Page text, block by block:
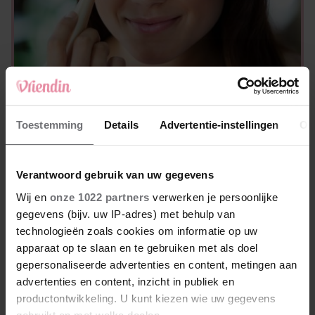
Toestemming Details Advertentie-instellingen
Verantwoord gebruik van uw gegevens
Wij en onze 1022 partners verwerken je persoonlijke
gegevens (bijv. uw IP-adres) met behulp van
technologieën zoals cookies om informatie op uw
apparaat op te slaan en te gebruiken met als doel
gepersonaliseerde advertenties en content, metingen aan
advertenties en content, inzicht in publiek en
productontwikkeling. U kunt kiezen wie uw gegevens
Wat deze 5 concealers zó populair maakt:
en welke het beste bij jou past